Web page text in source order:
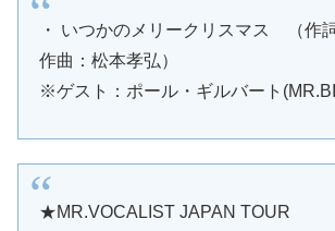
・ いつかのメリークリスマス （作
作曲：松本孝弘）
※ゲスト：ポール・ギルバート
★MR.VOCALIST JAPAN TOUR